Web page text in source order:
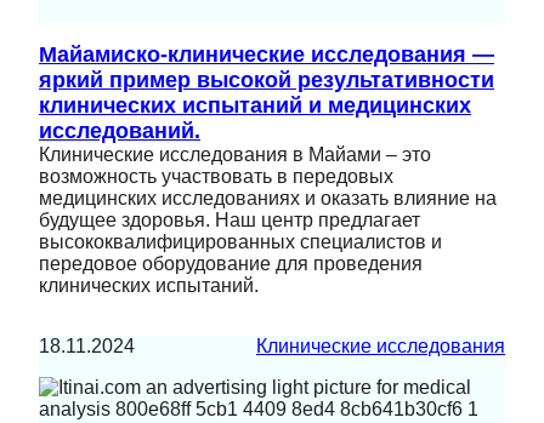
Майамиско-клинические исследования —
яркий пример высокой результативности
клинических испытаний и медицинских
исследований.
Клинические исследования в Майами – это
возможность участвовать в передовых
медицинских исследованиях и оказать влияние на
будущее здоровья. Наш центр предлагает
высококвалифицированных специалистов и
передовое оборудование для проведения
клинических испытаний.
18.11.2024 Клинические исследования